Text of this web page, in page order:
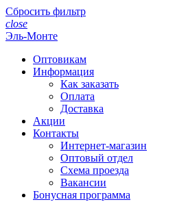
Сбросить фильтр
close
Эль-Монте
Оптовикам
Информация
Как заказать
Оплата
Доставка
Акции
Контакты
Интернет-магазин
Оптовый отдел
Схема проезда
Вакансии
Бонусная программа